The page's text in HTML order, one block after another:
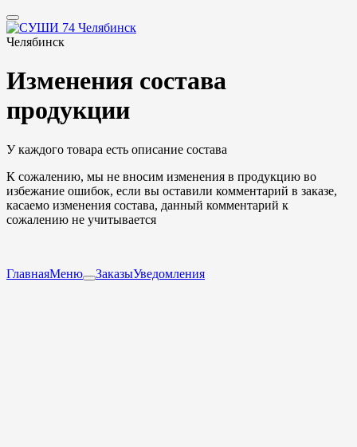
Челябинск
Изменения состава
продукции
У каждого товара есть описание состава
К сожалению, мы не вносим изменения в продукцию во
избежание ошибок, если вы оставили комментарий в заказе,
касаемо изменения состава, данный комментарий к
сожалению не учитывается
ГлавнаяМеню ЗаказыУведомления